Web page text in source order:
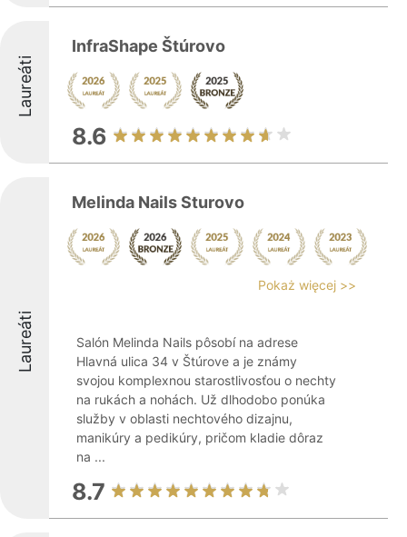
Laureáti
InfraShape Štúrovo
8.6
Laureáti
Melinda Nails Sturovo
Pokaż więcej >>
Salón Melinda Nails pôsobí na adrese
Hlavná ulica 34 v Štúrove a je známy
svojou komplexnou starostlivosťou o nechty
na rukách a nohách. Už dlhodobo ponúka
služby v oblasti nechtového dizajnu,
manikúry a pedikúry, pričom kladie dôraz
na ...
8.7